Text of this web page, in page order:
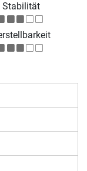
Stabilität